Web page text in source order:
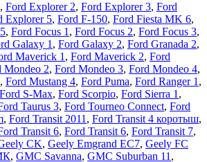
, Ford Explorer 2, Ford Explorer 3, Ford
Explorer 5, Ford F-150, Ford Fiesta MK 6,
, Ford Focus 1 , Ford Focus 2, Ford Focus 3,
Galaxy 1 , Ford Galaxy 2, Ford Granada 2,
Maverick 1 , Ford Maverick 2, Ford
Mondeo 2, Ford Mondeo 3, Ford Mondeo 4,
, Ford Mustang 4, Ford Puma, Ford Ranger 1 ,
Ford S-Max, Ford Scorpio, Ford Sierra 1 ,
Taurus 3, Ford Tourneo Connect, Ford
, Ford Transit 2011 , Ford Transit 4 коротыш,
Transit 6, Ford Transit 6, Ford Transit 7,
CK, Geely Emgrand EC7, Geely FC
, GMC Savanna, GMC Suburban 11 ,